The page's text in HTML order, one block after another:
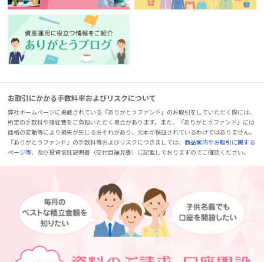
お取引にかかる手数料率およびリスクについて
弊社ホームページに掲載されている『ありがとうファンド』のお取引をしていただく際には、
所定の手数料や諸経費をご負担いただく場合があります。また、『ありがとうファンド』には
価格の変動等により損失が生じるおそれがあり、元本が保証されているわけではありません。
『ありがとうファンド』の手数料等およびリスクにつきましては、商品案内やお取引に関する
ページ等、及び投資信託説明書（交付目論見書）に記載しておりますのでご確認ください。